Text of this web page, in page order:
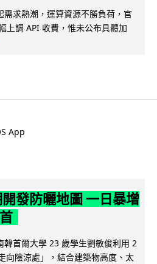
求熱潮，運算資源不勝負荷，官
上調 API 收費，惟未公布具體加
App
發防曬地圖 一日暴增
韓首爾大學 23 歲學生劉敏俊利用 2
向陰涼處」，結合建築物高度、太